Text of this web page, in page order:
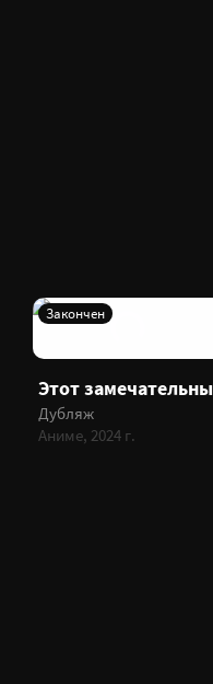
Закончен
Дубляж
Аниме, 2024 г.